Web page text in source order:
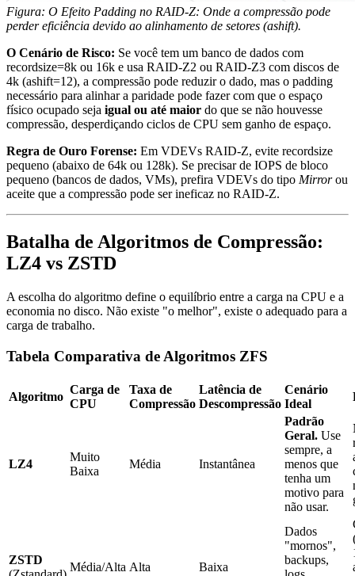
Figura: O Efeito Padding no RAID-Z: Onde a compressão pode
perder eficiência devido ao alinhamento de setores (ashift).
O Cenário de Risco: Se você tem um banco de dados com
recordsize=8k ou 16k e usa RAID-Z2 ou RAID-Z3 com discos de
4k (ashift=12), a compressão pode reduzir o dado, mas o padding
necessário para alinhar a paridade pode fazer com que o espaço
físico ocupado seja igual ou até maior do que se não houvesse
compressão, desperdiçando ciclos de CPU sem ganho de espaço.
Regra de Ouro Forense: Em VDEVs RAID-Z, evite recordsize
pequeno (abaixo de 64k ou 128k). Se precisar de IOPS de bloco
pequeno (bancos de dados, VMs), prefira VDEVs do tipo Mirrorou
aceite que a compressão pode ser ineficaz no RAID-Z.
Batalha de Algoritmos de Compressão:
LZ4 vs ZSTD
A escolha do algoritmo define o equilíbrio entre a carga na CPU e a
economia no disco. Não existe "o melhor", existe o adequado para a
carga de trabalho.
Tabela Comparativa de Algoritmos ZFS
Algoritmo
Carga de
CPU
Taxa de
Compressão
Latência de
Descompressão
Cenário
Ideal
LZ4
Muito
Baixa
Média Instantânea
Padrão
Geral. Use
sempre, a
menos que
tenha um
motivo para
não usar.
ZSTD
Média/Alta Alta Baixa
Dados
"mornos",
backups,